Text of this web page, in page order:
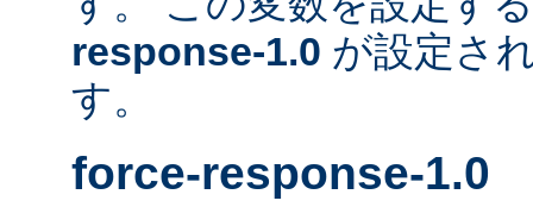
response-1.0 が設定さ
す。
force-response-1.0